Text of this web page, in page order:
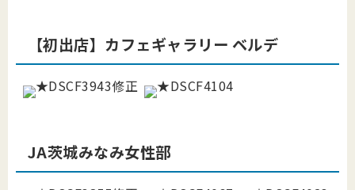
【初出店】カフェギャラリー ベルデ
JA茨城みなみ女性部